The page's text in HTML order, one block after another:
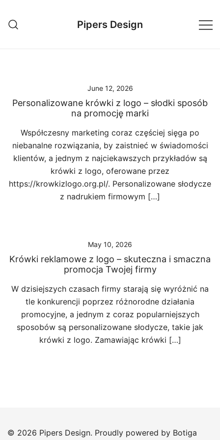
content
Pipers Design
June 12, 2026
Personalizowane krówki z logo – słodki sposób
na promocję marki
Współczesny marketing coraz częściej sięga po
niebanalne rozwiązania, by zaistnieć w świadomości
klientów, a jednym z najciekawszych przykładów są
krówki z logo, oferowane przez
https://krowkizlogo.org.pl/. Personalizowane słodycze
z nadrukiem firmowym […]
May 10, 2026
Krówki reklamowe z logo – skuteczna i smaczna
promocja Twojej firmy
W dzisiejszych czasach firmy starają się wyróżnić na
tle konkurencji poprzez różnorodne działania
promocyjne, a jednym z coraz popularniejszych
sposobów są personalizowane słodycze, takie jak
krówki z logo. Zamawiając krówki […]
© 2026 Pipers Design. Proudly powered by Botiga